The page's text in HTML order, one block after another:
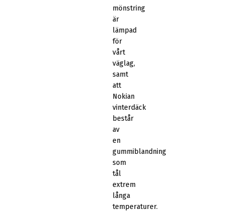
mönstring
är
lämpad
för
vårt
väglag,
samt
att
Nokian
vinterdäck
består
av
en
gummiblandning
som
tål
extrem
långa
temperaturer.